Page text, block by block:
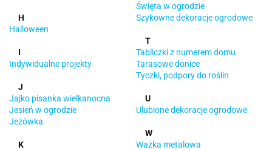
H
Halloween
I
Indywidualne projekty
J
Jajko pisanka wielkanocna
Jesień w ogrodzie
Jeżówka
K
Święta w ogrodzie
Szykowne dekoracje ogrodowe
T
Tabliczki z numerem domu
Tarasowe donice
Tyczki, podpory do roślin
U
Ulubione dekoracje ogrodowe
W
Ważka metalowa